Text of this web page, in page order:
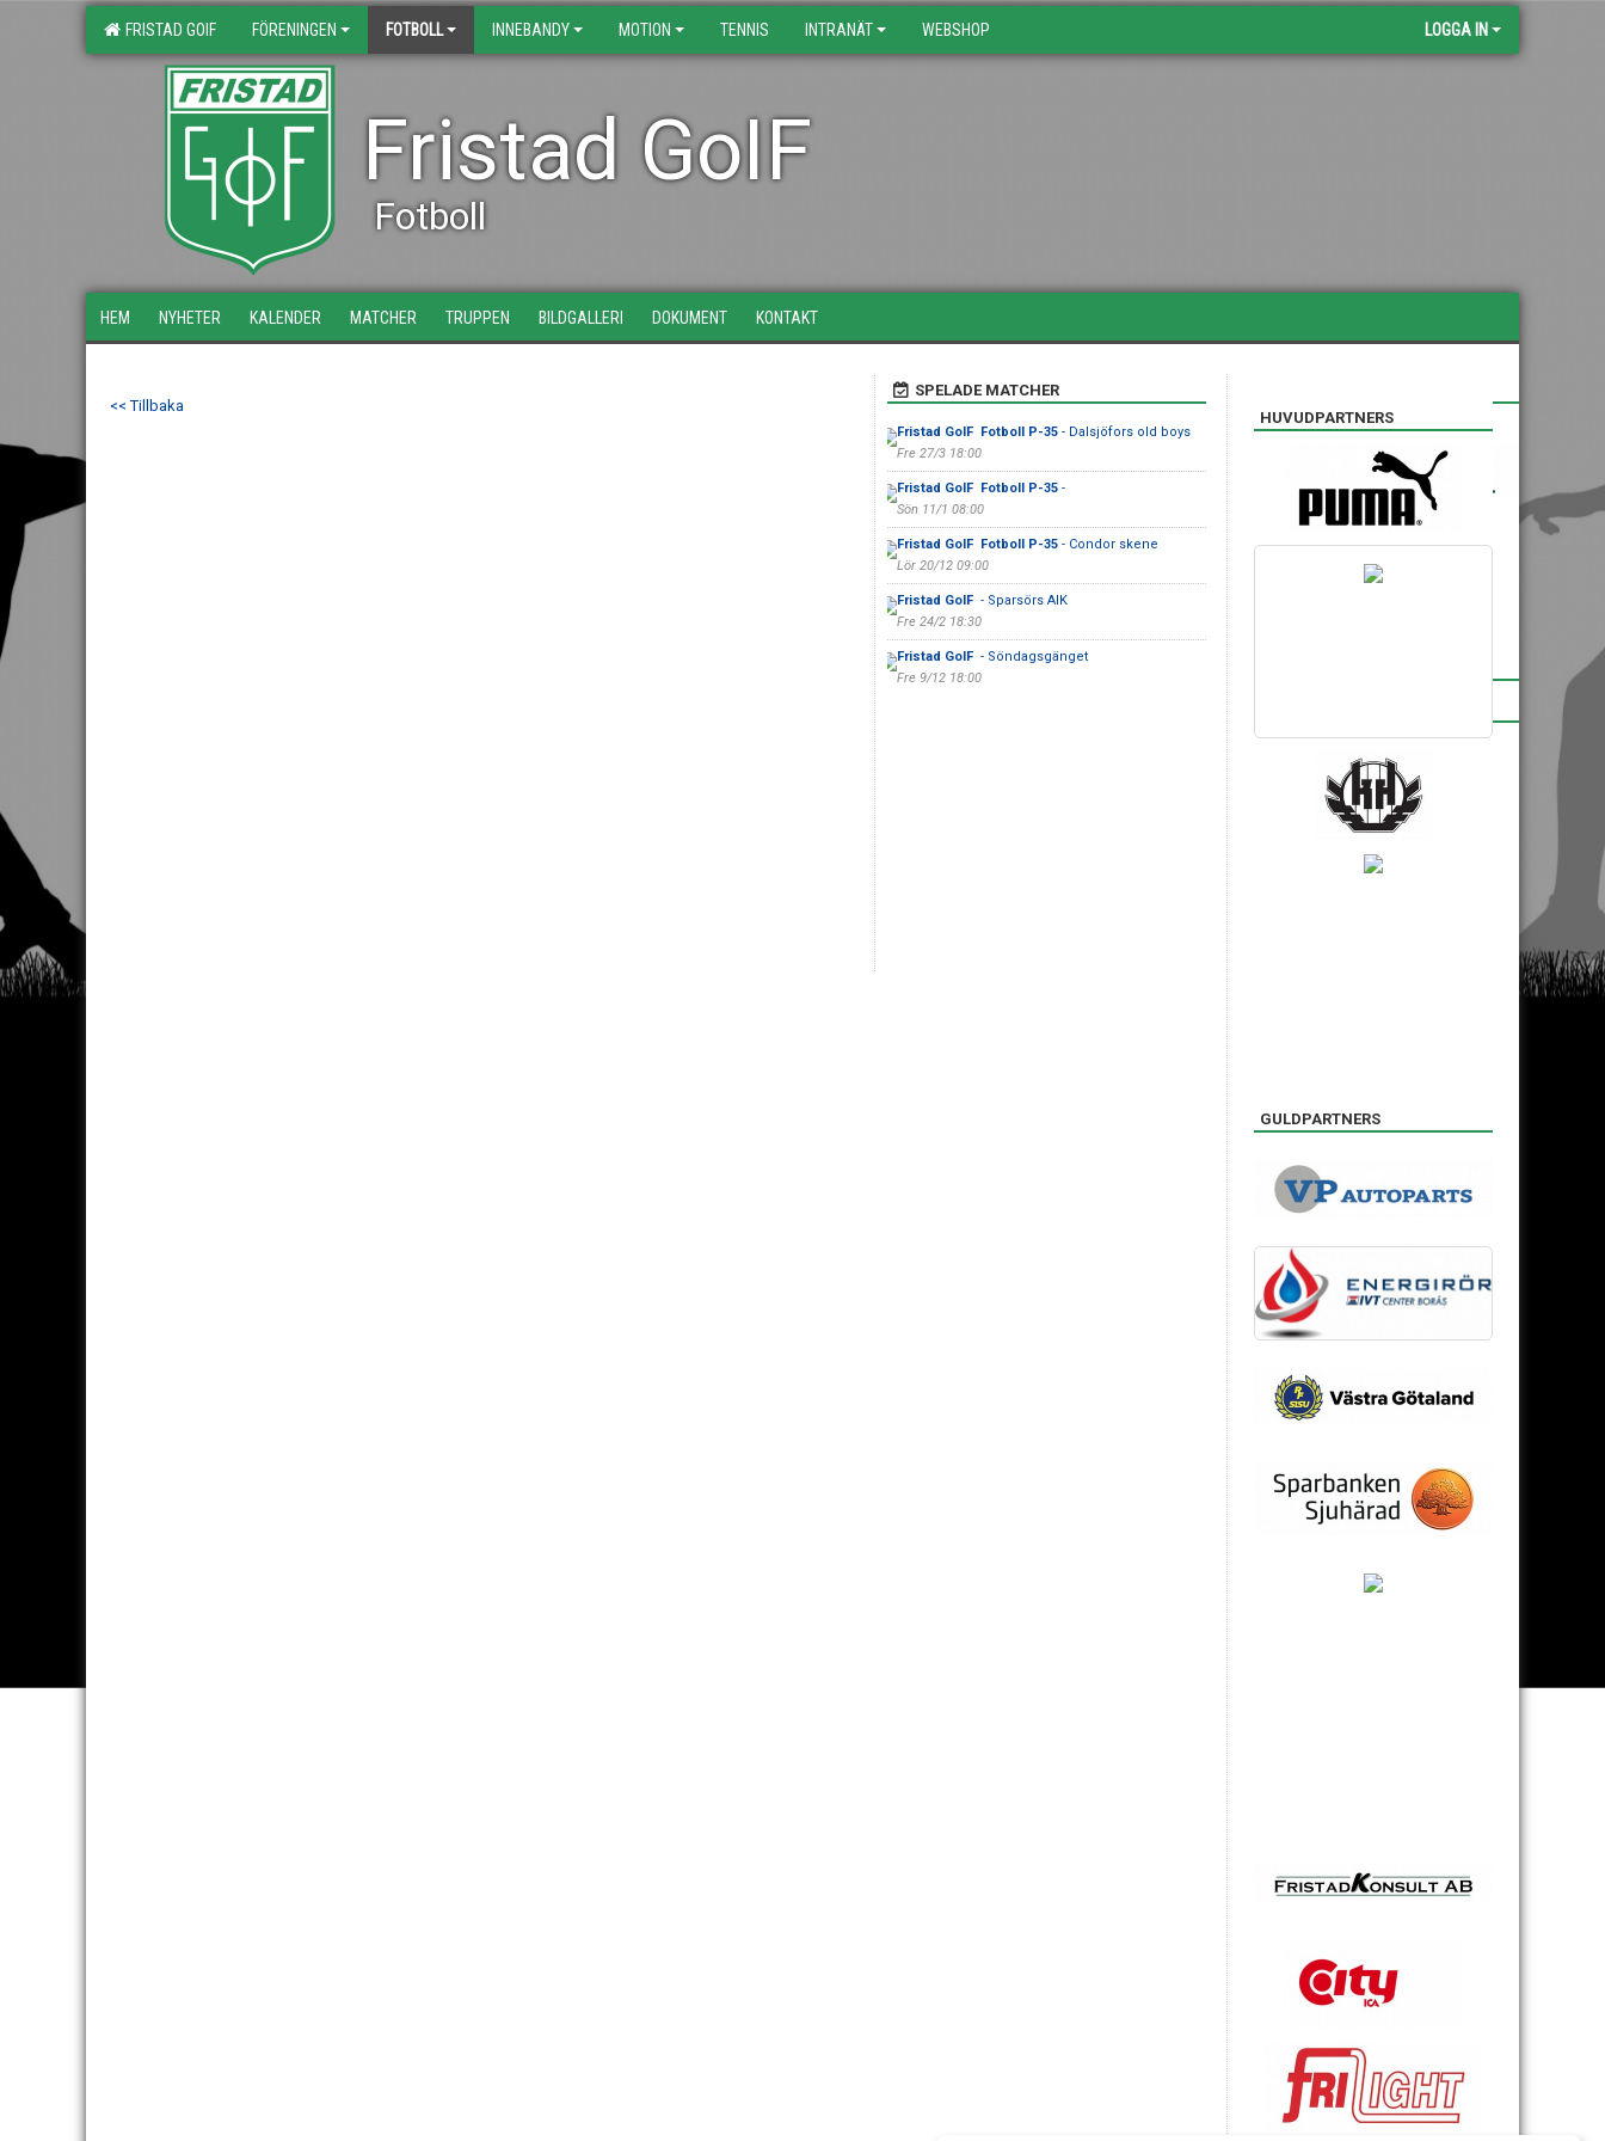
FRISTAD GOIF FÖRENINGEN FOTBOLL INNEBANDY MOTION TENNIS INTRANÄT WEBSHOP LOGGA IN
Fristad GoIF
Fotboll
HEM NYHETER KALENDER MATCHER TRUPPEN BILDGALLERI DOKUMENT KONTAKT
<< Tillbaka
SPELADE MATCHER
Fristad GoIF Fotboll P-35- Dalsjöfors old boys
Fre 27/3 18:00
Fristad GoIF Fotboll P-35-
Sön 11/1 08:00
Fristad GoIF Fotboll P-35- Condor skene
Lör 20/12 09:00
Fristad GoIF - Sparsörs AIK
Fre 24/2 18:30
Fristad GoIF - Söndagsgänget
Fre 9/12 18:00
HUVUDPARTNERS
GULDPARTNERS
SILVERPARTNERS
BRONSPARTNERS
INSTAGRAM